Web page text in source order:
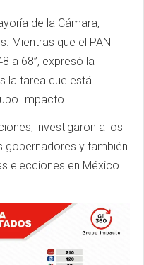
de la Cámara,
Mientras que el PAN
a 68”, expresó la
la tarea que está
Impacto.
investigaron a los
gobernadores y también
elecciones en México